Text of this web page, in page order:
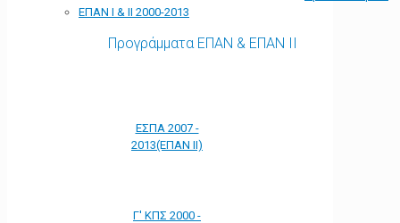
ΕΠΑΝ Ι & ΙΙ 2000-2013
Προγράμματα ΕΠΑΝ & ΕΠΑΝ ΙΙ
ΕΣΠΑ 2007 -
2013(ΕΠΑΝ ΙΙ)
Γ' ΚΠΣ 2000 -